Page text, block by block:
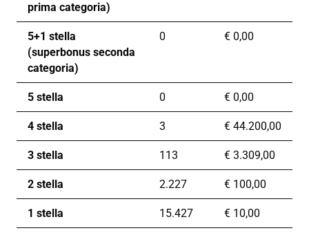
prima categoria)
5+1 stella
(superbonus seconda
categoria)
0 € 0,00
5 stella 0 € 0,00
4 stella 3 € 44.200,00
3 stella 113 € 3.309,00
2 stella 2.227 € 100,00
1 stella 15.427 € 10,00